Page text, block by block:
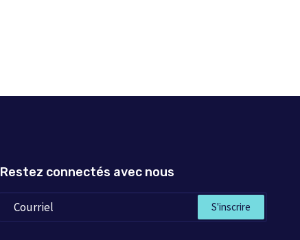
Restez connectés avec nous
S'inscrire